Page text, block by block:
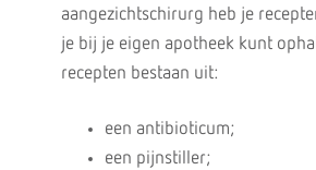
aangezichtschirurg heb je
je bij je eigen apotheek kunt
recepten bestaan uit:
een antibioticum;
een pijnstiller;